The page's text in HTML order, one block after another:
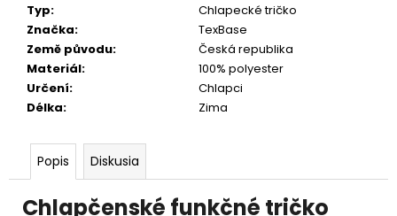
Typ:
Chlapecké tričko
Značka:
TexBase
Země původu:
Česká republika
Materiál:
100% polyester
Určení:
Chlapci
Délka: Zima
Popis Diskusia
Chlapčenské funkčné tričko